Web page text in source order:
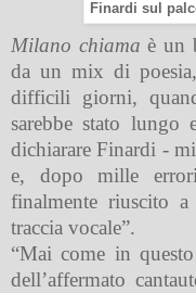
Finardi sul
Milano chiama è un
da un mix di
difficili giorni,
sarebbe stato
dichiarare Finardi -
e, dopo mille
finalmente riuscito
traccia vocale”.
“Mai come in
dell’affermato